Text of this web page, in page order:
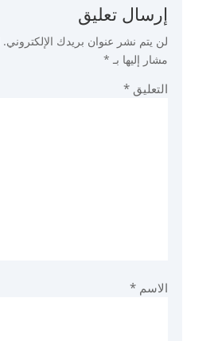
إرسال تعليق
لن يتم نشر عنوان بريدك الإلكتروني.
مشار إليها بـ *
التعليق *
الاسم *